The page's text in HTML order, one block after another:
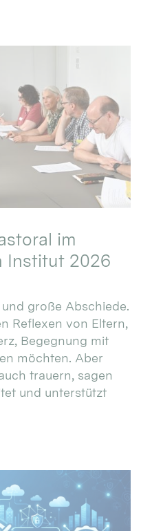
im
Institut 2026
große Abschiede.
Reflexen von Eltern,
Begegnung mit
möchten. Aber
trauern, sagen
und unterstützt